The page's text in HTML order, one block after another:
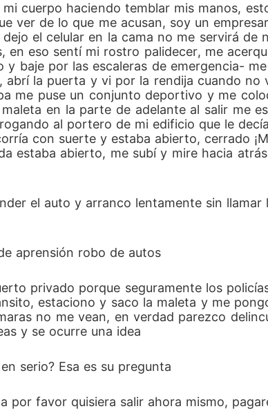
cuerpo haciendo temblar mis manos,
ver de lo que me acusan, soy un
el celular en la cama no me servirá de
en eso sentí mi rostro palidecer, me
baje por las escaleras de emergencia-
la puerta y vi por la rendija cuando
me puse un conjunto deportivo y me
en la parte de adelante al salir me
al portero de mi edificio que le
con suerte y estaba abierto, cerrado
estaba abierto, me subí y mire hacia
el auto y arranco lentamente sin
aprensión robo de autos
privado porque seguramente los
estaciono y saco la maleta y me
no me vean, en verdad parezco
y se ocurre una idea
en serio? Esa es su pregunta
por favor quisiera salir ahora mismo,